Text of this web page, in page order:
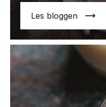
Les bloggen